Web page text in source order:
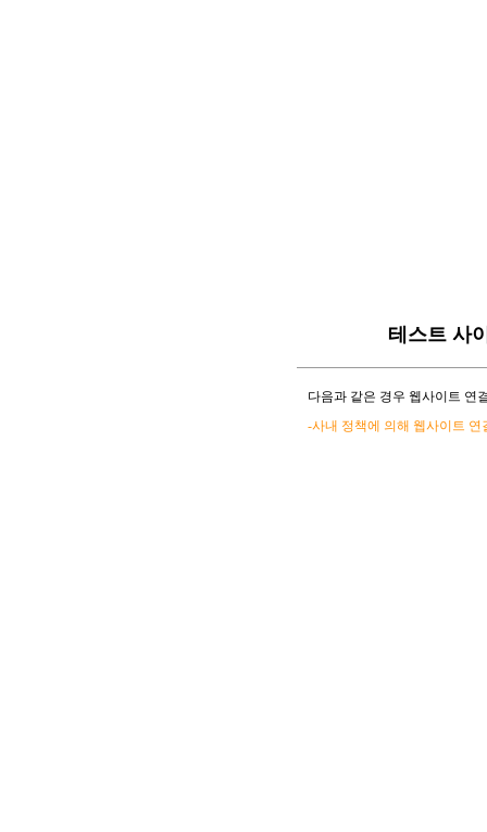
테스트 사
다음과 같은 경우 웹사이트 연
-사내 정책에 의해 웹사이트